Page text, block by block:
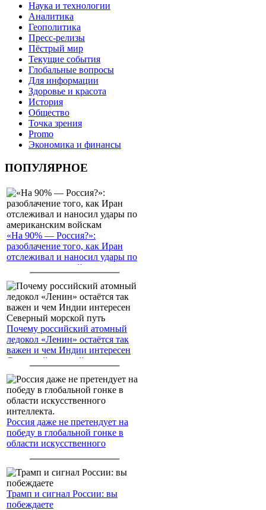
Наука и технологии
Аналитика
Геополитика
Пресс-релизы
Пёстрый мир
Текущие события
Глобальные вопросы
Для информации
Здоровье и красота
История
Общество
Точка зрения
Promo
Экономика и финансы
ПОПУЛЯРНОЕ
«На 90% — Россия?»:
разоблачение того, как Иран
отслеживал и наносил удары по
американским войскам
Почему российский атомный
ледокол «Ленин» остаётся так
важен и чем Индии интересен
Северный морской путь
Россия даже не претендует на
победу в глобальной гонке в
области искусственного
Трамп и сигнал России: вы
побеждаете